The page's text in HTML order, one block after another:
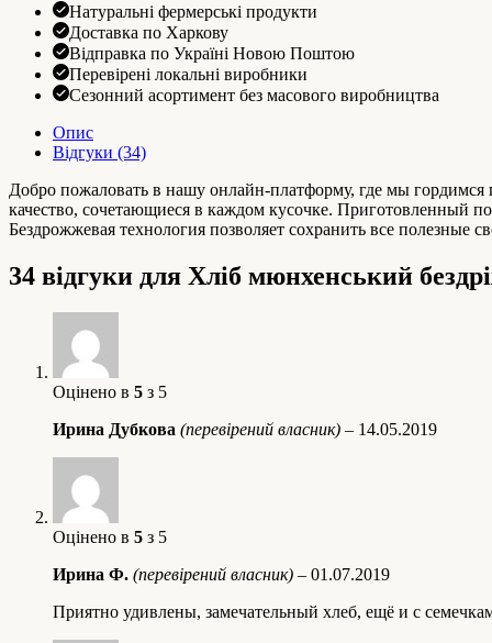
Натуральні фермерські продукти
Доставка по Харкову
Відправка по Україні Новою Поштою
Перевірені локальні виробники
Сезонний асортимент без масового виробництва
Опис
Відгуки (34)
Добро пожаловать в нашу онлайн-платформу, где мы
качество, сочетающиеся в каждом кусочке. Приготовленный
Бездрожжевая технология позволяет сохранить все полезные
34 відгуки для Хліб мюнхенський
Оцінено в 5 з 5
Ирина Дубкова (перевірений власник) – 14.05.2019
Оцінено в 5 з 5
Ирина Ф. (перевірений власник) – 01.07.2019
Приятно удивлены, замечательный хлеб, ещё и с